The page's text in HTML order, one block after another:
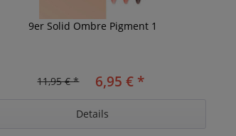
9er Solid Ombre Pigment 1
11,95 € * 6,95 € *
Details